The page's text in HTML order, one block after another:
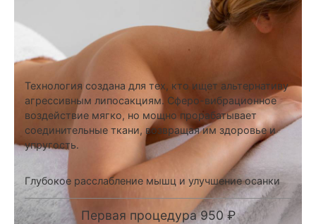
Технология создана для тех, кто ищет альтернативу
агрессивным липосакциям. Сферо-вибрационное
воздействие мягко, но мощно прорабатывает
соединительные ткани, возвращая им здоровье и
упругость.
Глубокое расслабление мышц и улучшение осанки
Первая процедура 950 ₽